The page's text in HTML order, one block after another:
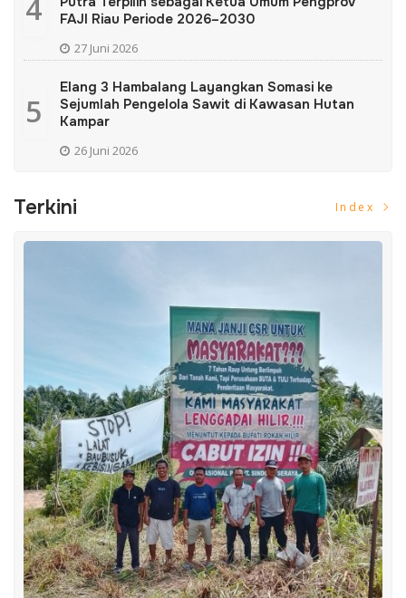
4
FAJI Riau Periode 2026–2030
27 Juni 2026
5
Elang 3 Hambalang Layangkan Somasi ke
Sejumlah Pengelola Sawit di Kawasan Hutan
Kampar
26 Juni 2026
Terkini Index